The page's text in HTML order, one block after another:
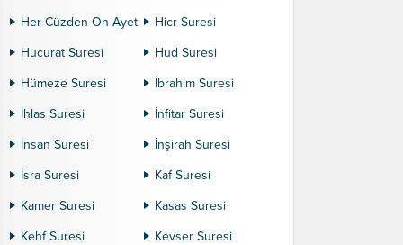
Her Cüzden On Ayet
Hicr Suresi
Hucurat Suresi
Hud Suresi
Hümeze Suresi
İbrahim Suresi
İhlas Suresi
İnfitar Suresi
İnsan Suresi
İnşirah Suresi
İsra Suresi
Kaf Suresi
Kamer Suresi
Kasas Suresi
Kehf Suresi
Kevser Suresi